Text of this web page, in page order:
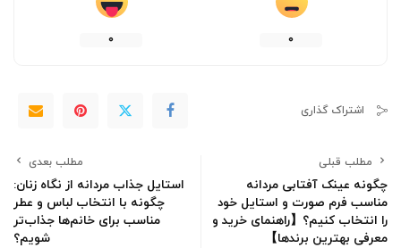
0
0
اشتراک گذاری
مطلب قبلی
چگونه عینک آفتابی مردانه
مناسب فرم صورت و استایل خود
را انتخاب کنیم؟【راهنمای خرید و
معرفی بهترین برندها】
مطلب بعدی
استایل جذاب مردانه از نگاه زنان:
چگونه با انتخاب لباس و عطر
مناسب برای خانم‌ها جذاب‌تر
شویم؟